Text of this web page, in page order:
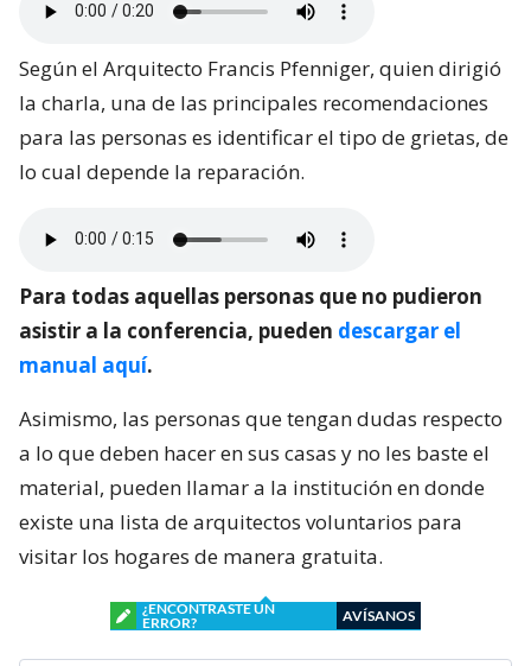
Según el Arquitecto Francis Pfenniger, quien dirigió
la charla, una de las principales recomendaciones
para las personas es identificar el tipo de grietas, de
lo cual depende la reparación.
Para todas aquellas personas que no pudieron
asistir a la conferencia, pueden descargar el
manual aquí.
Asimismo, las personas que tengan dudas respecto
a lo que deben hacer en sus casas y no les baste el
material, pueden llamar a la institución en donde
existe una lista de arquitectos voluntarios para
visitar los hogares de manera gratuita.
¿ENCONTRASTE UN
ERROR?
AVÍSANOS